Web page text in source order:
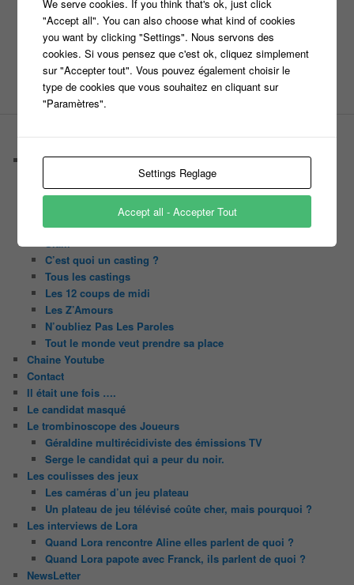
Site web
Castings
C’est quoi un casteur ?
C’est quoi un directeur de casting ?
Motus
Slam
C’est quoi un casting ?
Tous les castings
Les 12 coups de midi
Les Z’Amours
N’oubliez Pas Les Paroles
Tout le monde veut prendre sa place
Chaine Youtube
Contact
Il était une fois ….
Le candidat masqué
Le trombinoscope des Joueurs
Géraldine multirécidiviste des émissions TV
Serge le candidat qui a peur du noir.
Les coulisses des jeux
Les caméras d’un jeu plateau
Un plateau de jeu télévisé coûte cher, mais pourquoi ?
Les interviews de Lora
Quand Lora rencontre Aline elles parlent de quoi ?
Quand Lora papote avec Franck, ils parlent de quoi ?
NewsLetter
We serve cookies. If you think that's ok, just click
"Accept all". You can also choose what kind of cookies
you want by clicking "Settings". Nous servons des
cookies. Si vous pensez que c'est ok, cliquez simplement
sur "Accepter tout". Vous pouvez également choisir le
type de cookies que vous souhaitez en cliquant sur
"Paramètres".
Settings Reglage
Accept all - Accepter Tout